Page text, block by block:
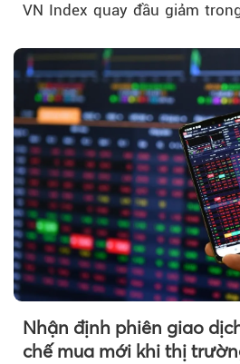
VN Index quay đầu giảm
Nhận định phiên giao
chế mua mới khi thị